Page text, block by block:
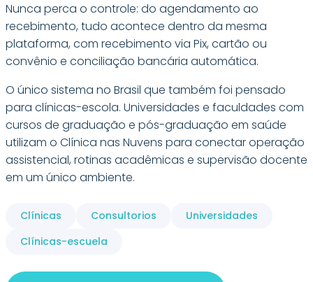
Nunca perca o controle: do agendamento ao
recebimento, tudo acontece dentro da mesma
plataforma, com recebimento via Pix, cartão ou
convênio e conciliação bancária automática.
O único sistema no Brasil que também foi pensado
para clínicas-escola. Universidades e faculdades com
cursos de graduação e pós-graduação em saúde
utilizam o Clínica nas Nuvens para conectar operação
assistencial, rotinas acadêmicas e supervisão docente
em um único ambiente.
Clínicas Consultorios
Universidades
Clínicas-escuela